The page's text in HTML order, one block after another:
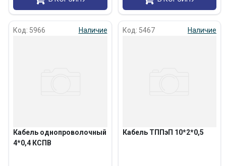
Код: 5966 Наличие
Кабель однопроволочный
4*0,4 КСПВ
Код: 5467 Наличие
Кабель ТППэП 10*2*0,5